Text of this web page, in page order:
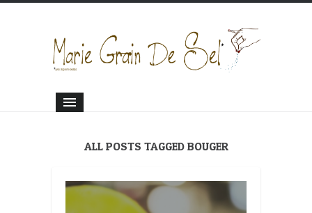
ALL POSTS TAGGED BOUGER